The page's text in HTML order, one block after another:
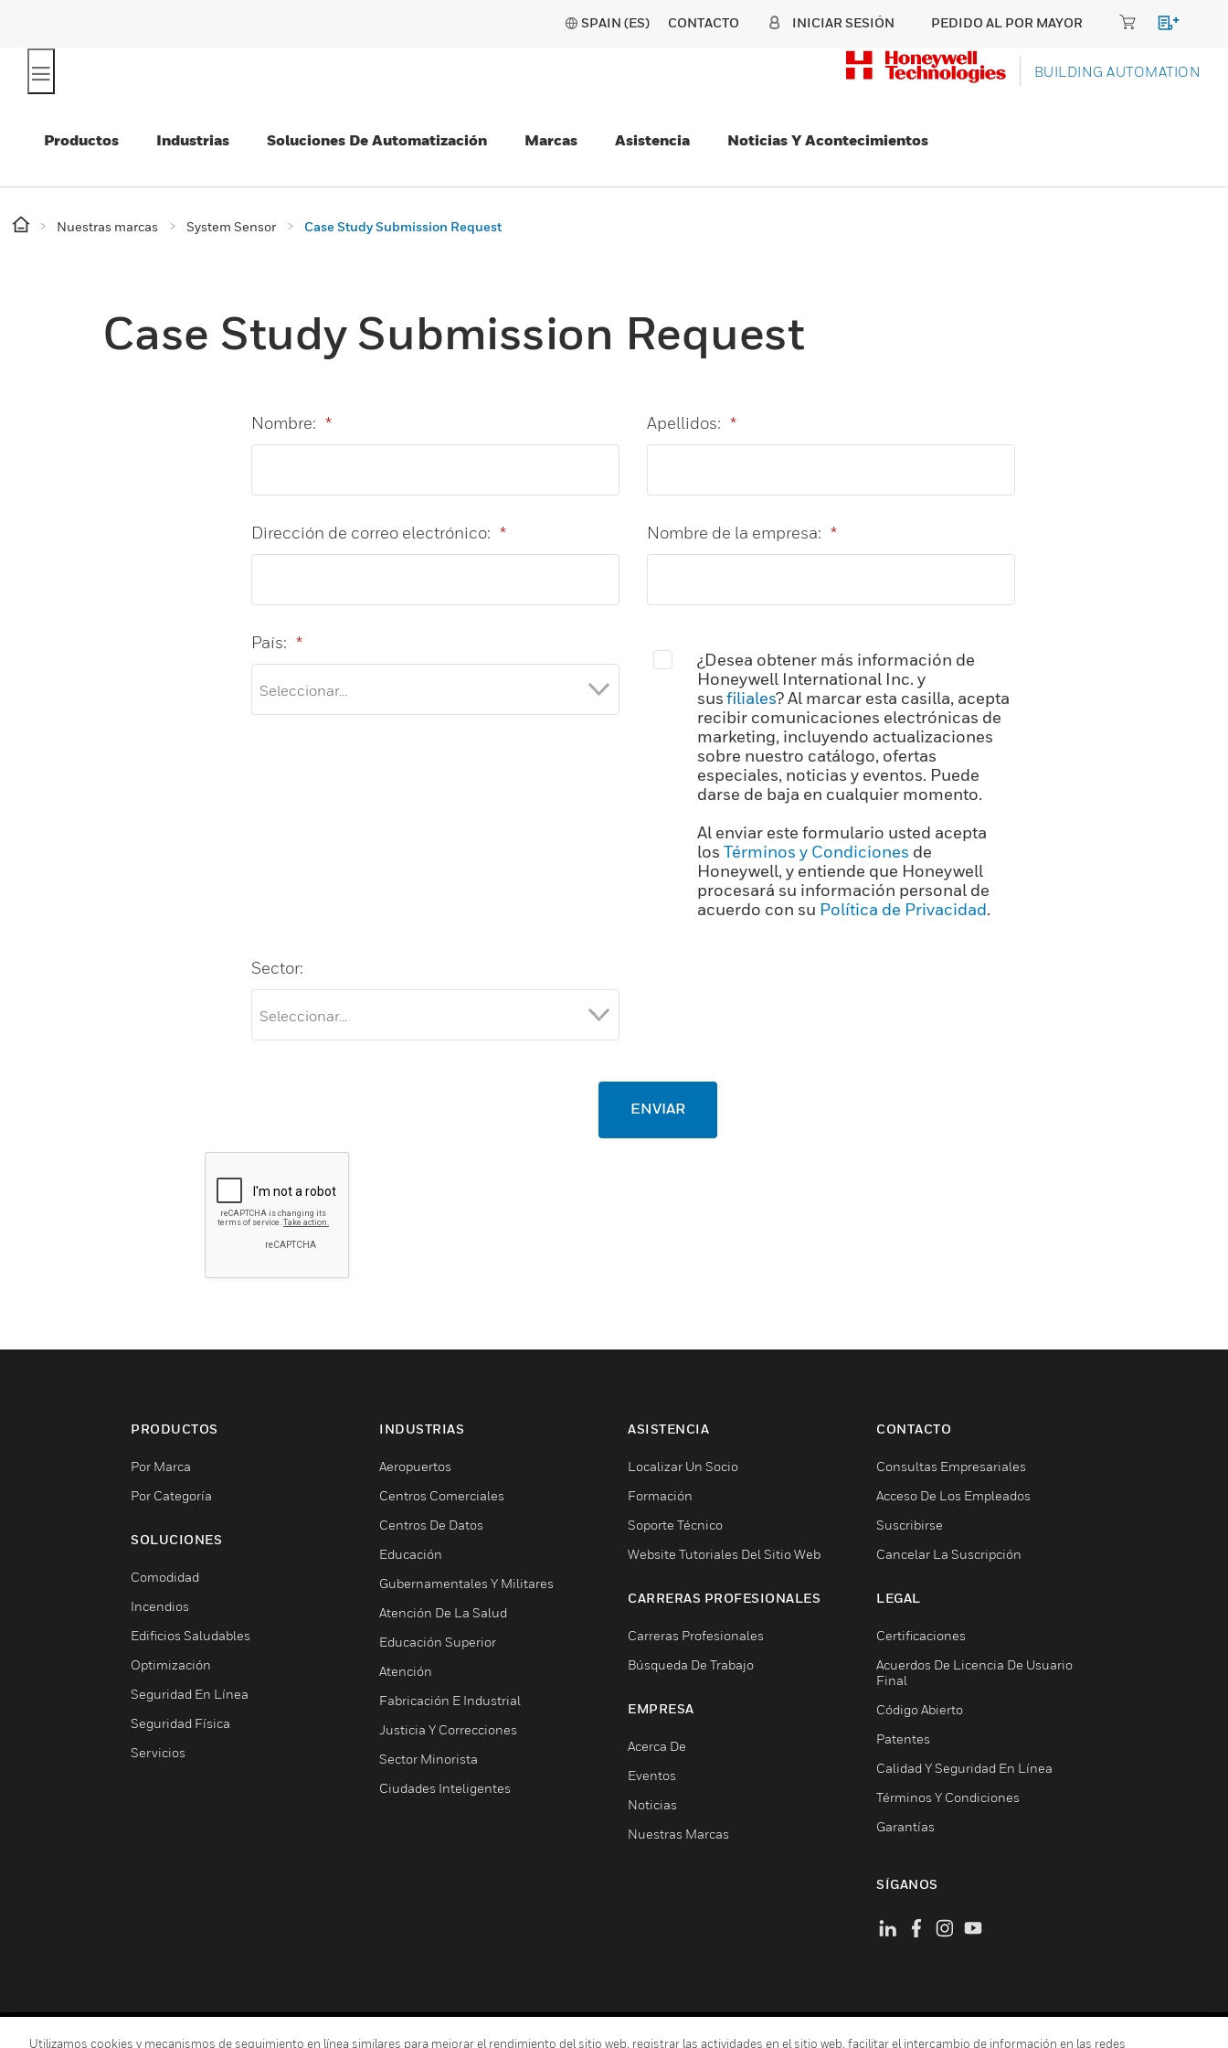
SPAIN (ES) CONTACTO INICIAR SESIÓN PEDIDO AL POR MAYOR
BUILDING AUTOMATION
Productos Industrias Soluciones De Automatización Marcas Asistencia Noticias Y Acontecimientos
Nuestras marcas System Sensor Case Study Submission Request
Case Study Submission Request
*
Nombre: *
Apellidos:
*
Dirección de correo electrónico: *
Nombre de la empresa:
*
País:
¿Desea obtener más información de
Honeywell International Inc. y
susfiliales? Al marcar esta casilla, acepta
recibir comunicaciones electrónicas de
marketing, incluyendo actualizaciones
sobre nuestro catálogo, ofertas
especiales, noticias y eventos. Puede
darse de baja en cualquier momento.
Al enviar este formulario usted acepta
los Términos y Condiciones de
Honeywell, y entiende que Honeywell
procesará su información personal de
acuerdo con su Política de Privacidad.
Sector:
ENVIAR
PRODUCTOS
Por Marca
Por Categoría
SOLUCIONES
Comodidad
Incendios
Edificios Saludables
Optimización
Seguridad En Línea
Seguridad Física
Servicios
INDUSTRIAS
Aeropuertos
Centros Comerciales
Centros De Datos
Educación
Gubernamentales Y Militares
Atención De La Salud
Educación Superior
Atención
Fabricación E Industrial
Justicia Y Correcciones
Sector Minorista
Ciudades Inteligentes
ASISTENCIA
Localizar Un Socio
Formación
Soporte Técnico
Website Tutoriales Del Sitio Web
CARRERAS PROFESIONALES
Carreras Profesionales
Búsqueda De Trabajo
EMPRESA
Acerca De
Eventos
Noticias
Nuestras Marcas
CONTACTO
Consultas Empresariales
Acceso De Los Empleados
Suscribirse
Cancelar La Suscripción
LEGAL
Certificaciones
Acuerdos De Licencia De Usuario
Final
Código Abierto
Patentes
Calidad Y Seguridad En Línea
Términos Y Condiciones
Garantías
SÍGANOS
Copyright © 2026 Honeywell International Inc.
Utilizamos cookies y mecanismos de seguimiento en línea similares para mejorar el rendimiento del sitio web, registrar las actividades en el sitio web, facilitar el intercambio de información en las redes